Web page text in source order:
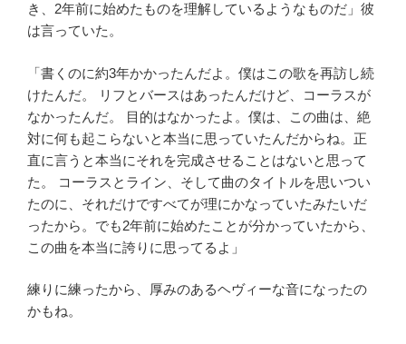
き、2年前に始めたものを理解しているようなものだ」彼
は言っていた。
「書くのに約3年かかったんだよ。僕はこの歌を再訪し続
けたんだ。 リフとバースはあったんだけど、コーラスが
なかったんだ。 目的はなかったよ。僕は、この曲は、絶
対に何も起こらないと本当に思っていたんだからね。正
直に言うと本当にそれを完成させることはないと思って
た。 コーラスとライン、そして曲のタイトルを思いつい
たのに、それだけですべてが理にかなっていたみたいだ
ったから。でも2年前に始めたことが分かっていたから、
この曲を本当に誇りに思ってるよ」
練りに練ったから、厚みのあるヘヴィーな音になったの
かもね。